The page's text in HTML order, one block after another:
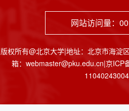
网站访问量：
版权所有@北京大学|地址：北京市海淀
箱：webmaster@pku.edu.cn|京ICP